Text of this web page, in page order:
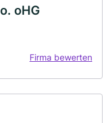
oHG
Firma bewerten